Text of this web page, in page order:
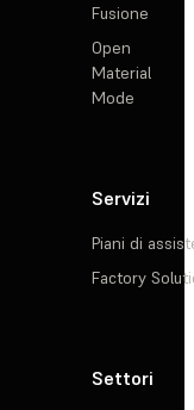
Fusione
Open
Material
Mode
Servizi
Piani di
Factory
Settori